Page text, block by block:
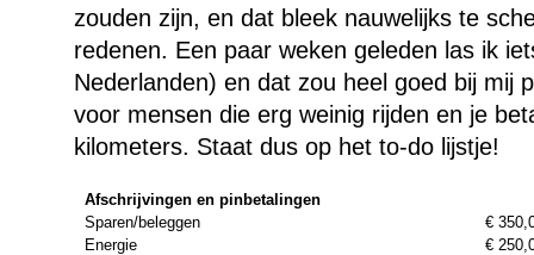
zouden zijn, en dat bleek nauwelijks te
redenen. Een paar weken geleden las ik
Nederlanden) en dat zou heel goed bij mij
voor mensen die erg weinig rijden en je
kilometers. Staat dus op het to-do lijstje!
Afschrijvingen en pinbetalingen
Sparen/beleggen
€
Energie
€